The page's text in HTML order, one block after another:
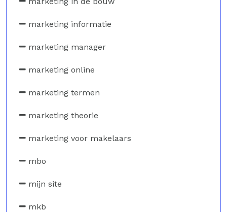
marketing informatie
marketing manager
marketing online
marketing termen
marketing theorie
marketing voor makelaars
mbo
mijn site
mkb